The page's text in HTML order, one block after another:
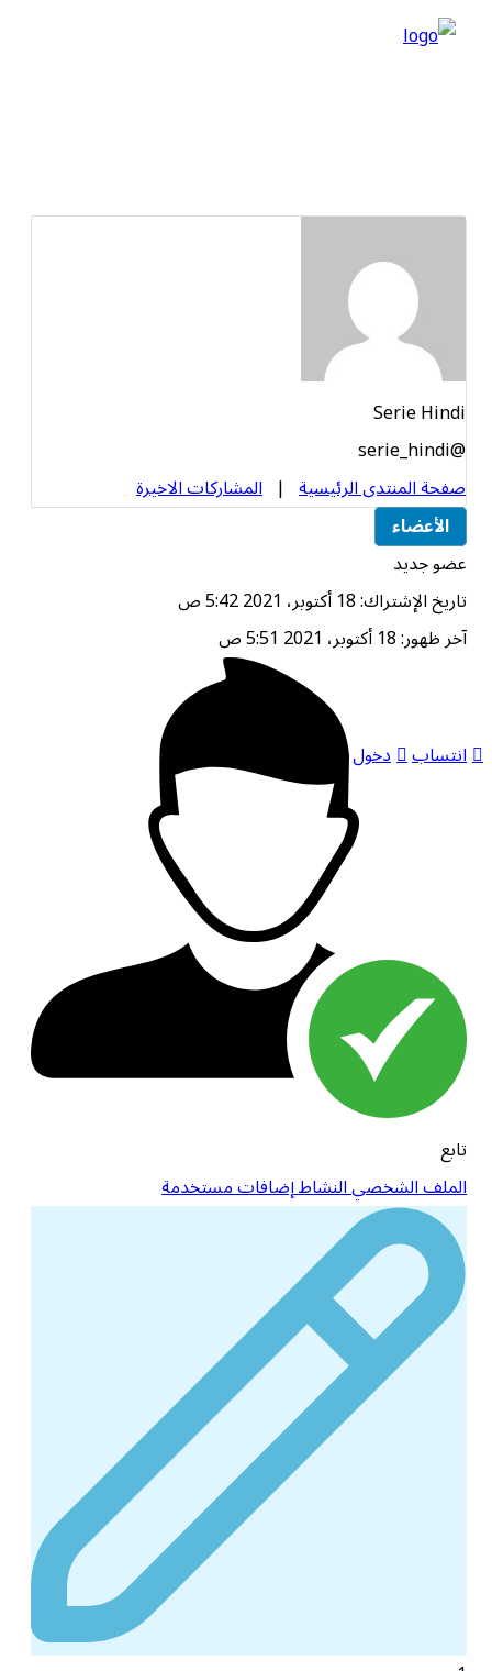
🚀 منتدى تقارب
📰 المدونة
⚙️ تطوير المواقع
انتساب دخول
Serie Hindi
@serie_hindi
صفحة المنتدى الرئيسية| المشاركات الاخيرة
الأعضاء
عضو جديد
تاريخ الإشتراك: 18 أكتوبر، 2021 5:42 ص
آخر ظهور: 18 أكتوبر، 2021 5:51 ص
تابع
الملف الشخصيالنشاطإضافات مستخدمة